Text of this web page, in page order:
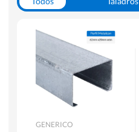
Herramientas Manuales
GENERICO